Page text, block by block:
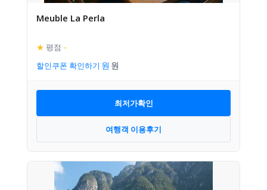
Meuble La Perla
★ 평점 –
할인쿠폰 확인하기
최저가확인
여행객 이용후기